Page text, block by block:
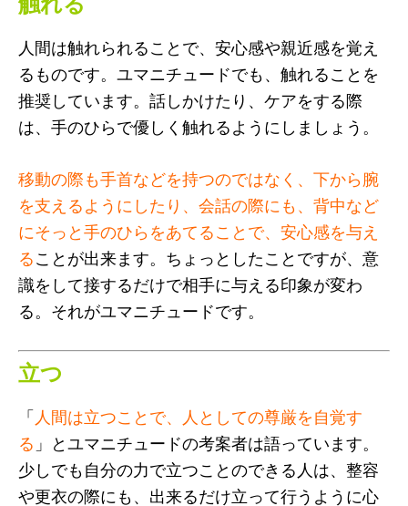
人間は触れられることで、安心感や親近感を覚え
るものです。ユマニチュードでも、触れることを
推奨しています。話しかけたり、ケアをする際
は、手のひらで優しく触れるようにしましょう。
移動の際も手首などを持つのではなく、下から腕
を支えるようにしたり、会話の際にも、背中など
にそっと手のひらをあてることで、安心感を与え
ることが出来ます。ちょっとしたことですが、意
識をして接するだけで相手に与える印象が変わ
る。それがユマニチュードです。
立つ
「 人間は立つことで、人としての尊厳を自覚す
る 」とユマニチュードの考案者は語っています。
少しでも自分の力で立つことのできる人は、整容
や更衣の際にも、出来るだけ立って行うように心